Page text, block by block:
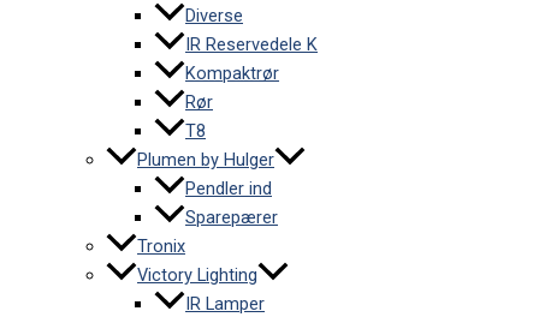
Diverse
IR Reservedele K
Kompaktrør
Rør
T8
Plumen by Hulger
Pendler ind
Sparepærer
Tronix
Victory Lighting
IR Lamper